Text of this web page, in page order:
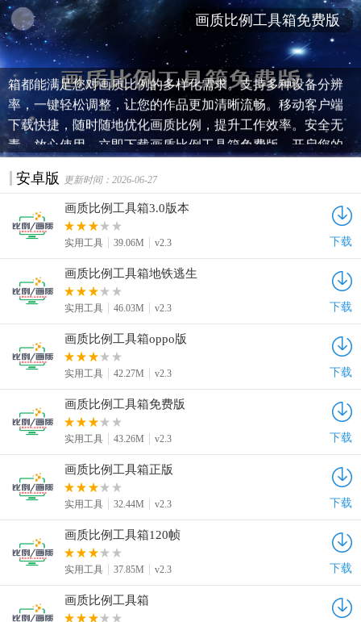
高效便捷的画质比例调整工具，画质比例工具箱免费版现已
上线！无论您是视频编辑爱好者还是专业设计师，这款工具
箱都能满足您对画质比例的多样化需求。支持多种设备分辨
率，一键轻松调整，让您的作品更加清晰流畅。移动客户端
下载快捷，随时随地优化画质比例，提升工作效率。安全无
毒，放心使用。立即下载画质比例工具箱免费版，开启您的
画质比例工具箱免费版
安卓版 更新时间：2026-06-27
画质比例工具箱3.0版本
实用工具 39.06M v2.3 下载
画质比例工具箱地铁逃生
实用工具 46.03M v2.3 下载
画质比例工具箱oppo版
实用工具 42.27M v2.3 下载
画质比例工具箱免费版
实用工具 43.26M v2.3 下载
画质比例工具箱正版
实用工具 32.44M v2.3 下载
画质比例工具箱120帧
实用工具 37.85M v2.3 下载
画质比例工具箱